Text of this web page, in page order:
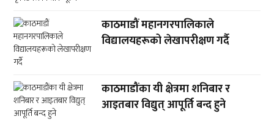
काठमाडौं महानगरपालिकाले
विद्यालयहरूको लेखापरीक्षण गर्दै
काठमाडौंका यी क्षेत्रमा शनिबार र
आइतबार विद्युत् आपूर्ति बन्द हुने